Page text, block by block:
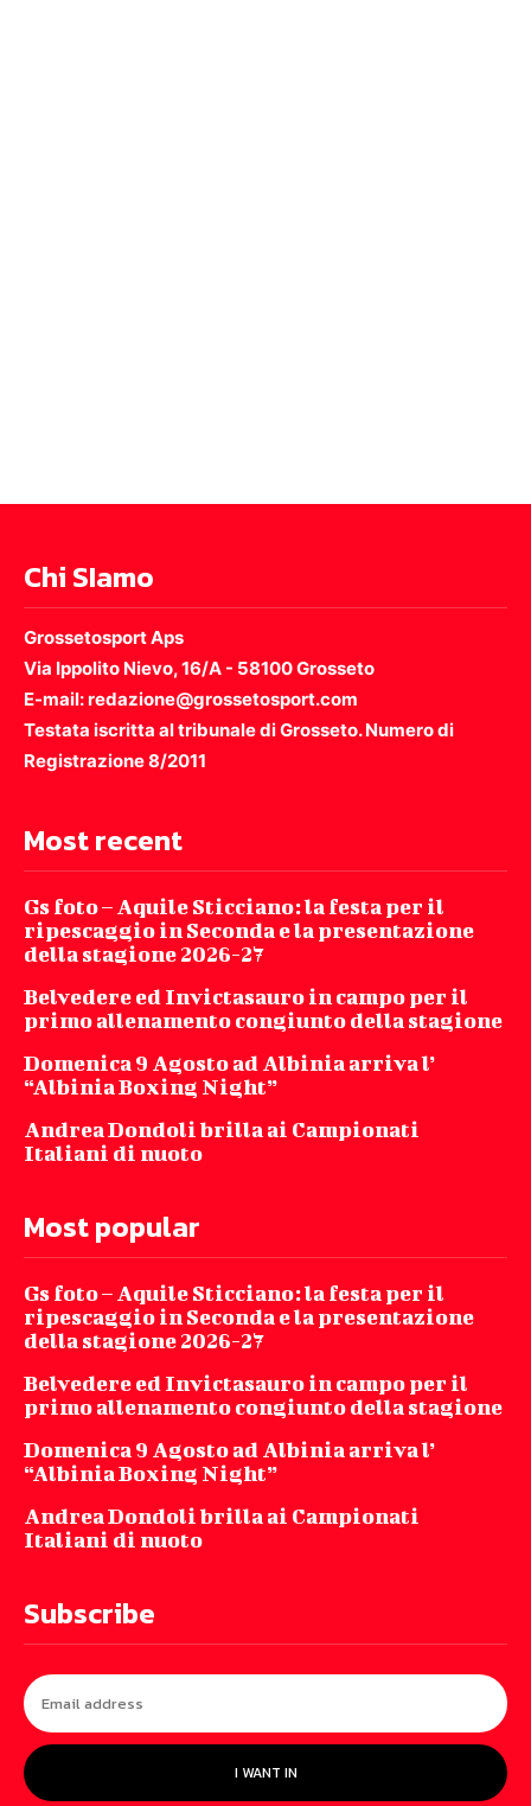
Chi SIamo
Grossetosport Aps
Via Ippolito Nievo, 16/A - 58100 Grosseto
E-mail: redazione@grossetosport.com
Testata iscritta al tribunale di Grosseto. Numero di
Registrazione 8/2011
Most recent
Gs foto – Aquile Sticciano: la festa per il
ripescaggio in Seconda e la presentazione
della stagione 2026-27
Belvedere ed Invictasauro in campo per il
primo allenamento congiunto della stagione
Domenica 9 Agosto ad Albinia arriva l’
“Albinia Boxing Night”
Andrea Dondoli brilla ai Campionati
Italiani di nuoto
Most popular
Gs foto – Aquile Sticciano: la festa per il
ripescaggio in Seconda e la presentazione
della stagione 2026-27
Belvedere ed Invictasauro in campo per il
primo allenamento congiunto della stagione
Domenica 9 Agosto ad Albinia arriva l’
“Albinia Boxing Night”
Andrea Dondoli brilla ai Campionati
Italiani di nuoto
Subscribe
I WANT IN